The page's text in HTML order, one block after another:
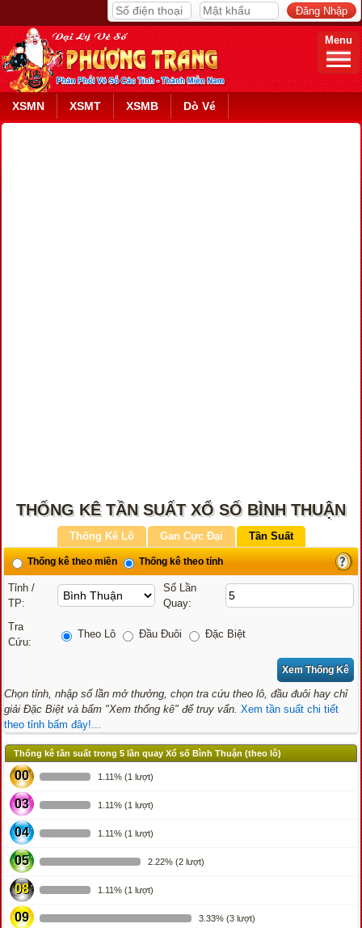
Menu
XSMN XSMT XSMB Dò Vé
THỐNG KÊ TẦN SUẤT XỔ SỐ BÌNH THUẬN
Thống Kê Lô Gan Cực Đại Tần Suất
Thống kê theo miền Thống kê theo tỉnh
Tỉnh /
TP:
Số Lần
Quay:
Tra
Cứu:
Theo Lô Đầu Đuôi Đặc Biệt
Chọn tỉnh, nhập số lần mở thưởng, chọn tra cứu theo lô, đầu đuôi hay chỉ
giải Đặc Biệt và bấm "Xem thống kê" để truy vấn. Xem tần suất chi tiết
theo tỉnh bấm đây!...
Thống kê tần suất trong 5 lần quay Xổ số Bình Thuận (theo lô)
00 1.11% (1 lượt)
03 1.11% (1 lượt)
04 1.11% (1 lượt)
05 2.22% (2 lượt)
08 1.11% (1 lượt)
09 3.33% (3 lượt)